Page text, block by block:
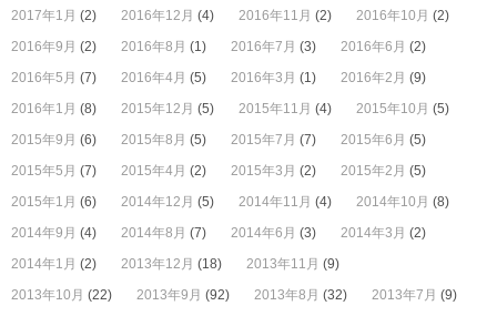
2017年1月 (2) 2016年12月 (4) 2016年11月 (2) 2016年10月 (2)
2016年9月 (2) 2016年8月 (1) 2016年7月 (3) 2016年6月 (2)
2016年5月 (7) 2016年4月 (5) 2016年3月 (1) 2016年2月 (9)
2016年1月 (8) 2015年12月 (5) 2015年11月 (4) 2015年10月 (5)
2015年9月 (6) 2015年8月 (5) 2015年7月 (7) 2015年6月 (5)
2015年5月 (7) 2015年4月 (2) 2015年3月 (2) 2015年2月 (5)
2015年1月 (6) 2014年12月 (5) 2014年11月 (4) 2014年10月 (8)
2014年9月 (4) 2014年8月 (7) 2014年6月 (3) 2014年3月 (2)
2014年1月 (2) 2013年12月 (18) 2013年11月 (9)
2013年10月 (22) 2013年9月 (92) 2013年8月 (32) 2013年7月 (9)